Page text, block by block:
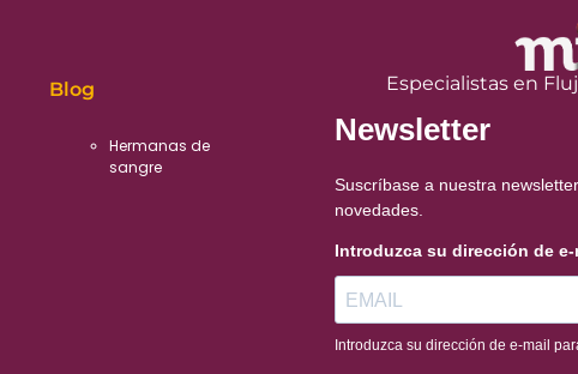
Blog
Hermanas de
sangre
Especialistas en
Newsletter
Suscríbase a nuestra
novedades.
Introduzca su dirección de
Introduzca su dirección de e-mail